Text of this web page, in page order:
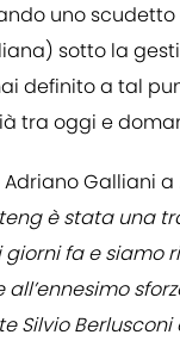
uno scudetto
sotto la
definito a tal
tra oggi e
Galliani a
è stata una
fa e siamo
Silvio Berlusconi